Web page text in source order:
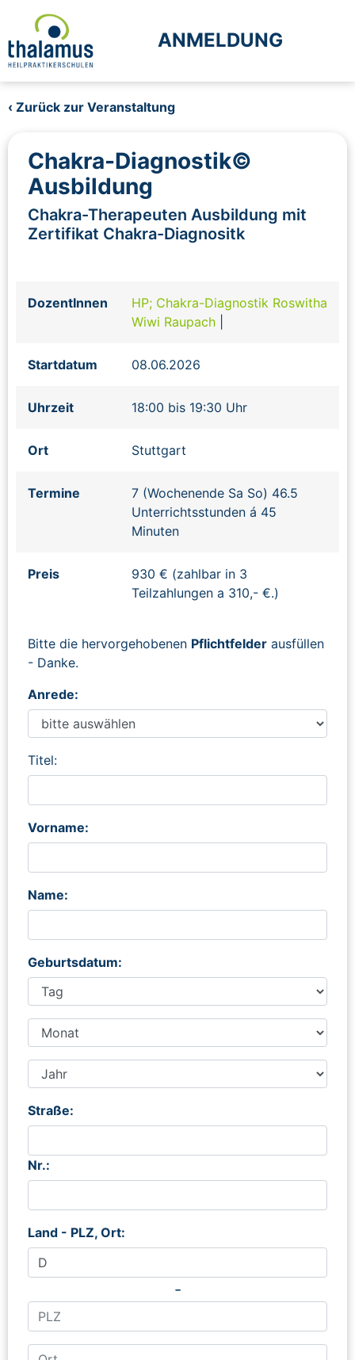
ANMELDUNG
‹ Zurück zur Veranstaltung
Chakra-Diagnostik©
Ausbildung
Chakra-Therapeuten Ausbildung mit
Zertifikat Chakra-Diagnositk
DozentInnen
HP; Chakra-Diagnostik Roswitha
Wiwi Raupach
Startdatum 08.06.2026
Uhrzeit 18:00 bis 19:30 Uhr
Ort Stuttgart
Termine
7 (Wochenende Sa So) 46.5
Unterrichtsstunden á 45
Minuten
Preis
930 € (zahlbar in 3
Teilzahlungen a 310,- €.)
Bitte die hervorgehobenen Pflichtfelder ausfüllen
- Danke.
Anrede:
Titel:
Vorname:
Name:
Geburtsdatum:
Straße:
Nr.:
Land - PLZ, Ort:
-